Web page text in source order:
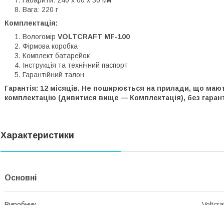
Вага: 220 г
Комплектація:
Вологомір VOLTCRAFT MF-100
Фірмова коробка
Комплект батарейок
Інструкція та технічний паспорт
Гарантійний талон
Гарантія: 12 місяців. Не поширюється на прилади, що
комплектацію (дивитися вище — Комплектація), без
Характеристики
Основні